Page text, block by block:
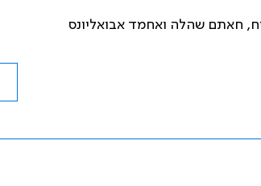
חאתם שהלה ואחמד אבואליונס